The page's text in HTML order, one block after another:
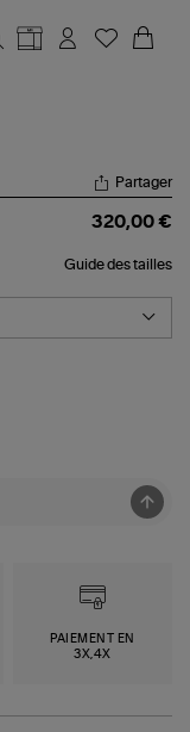
Partager
320,00 €
Guide des tailles
PAIEMENT EN
3X,4X